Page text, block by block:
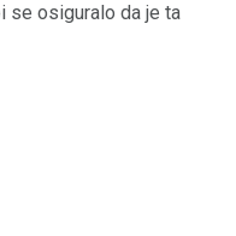
se osiguralo da je ta